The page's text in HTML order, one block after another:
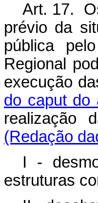
Art. 17.
prévio da
pública
Regional
execução
do caput do
realização
(Redação
I -
estruturas